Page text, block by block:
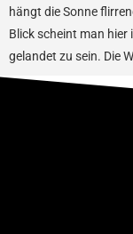
hängt die Sonne
Blick scheint man hier
gelandet zu sein. Die